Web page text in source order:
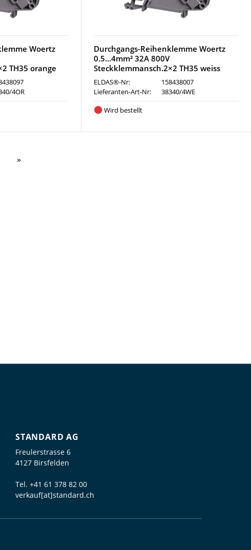
Woertz
TH35 orange
4OR
Durchgangs-Reihenklemme Woertz
0.5…4mm² 32A 800V
Steckklemmansch.2×2 TH35 weiss
ELDAS®-Nr:
158438007
Lieferanten-Art-Nr:
38340/4WE
Wird bestellt
STANDARD AG
Freulerstrasse 6
4127 Birsfelden
Tel. +41 61 378 82 00
verkauf[at]standard.ch